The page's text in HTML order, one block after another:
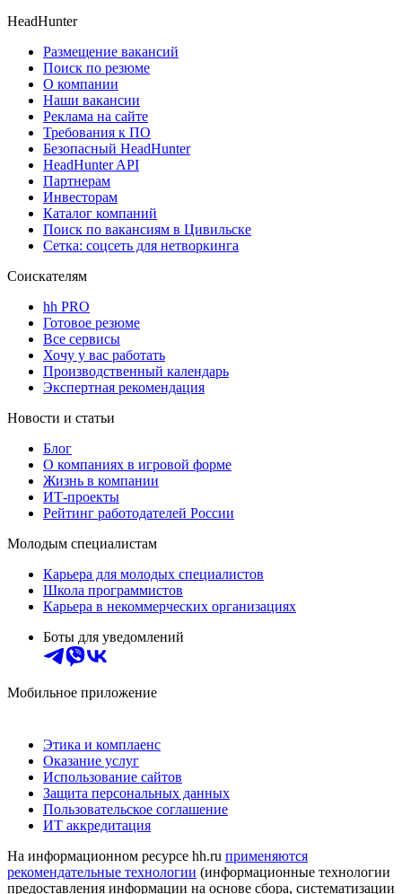
HeadHunter
Размещение вакансий
Поиск по резюме
О компании
Наши вакансии
Реклама на сайте
Требования к ПО
Безопасный HeadHunter
HeadHunter API
Партнерам
Инвесторам
Каталог компаний
Поиск по вакансиям в Цивильске
Сетка: соцсеть для нетворкинга
Соискателям
hh PRO
Готовое резюме
Все сервисы
Хочу у вас работать
Производственный календарь
Экспертная рекомендация
Новости и статьи
Блог
О компаниях в игровой форме
Жизнь в компании
ИТ-проекты
Рейтинг работодателей России
Молодым специалистам
Карьера для молодых специалистов
Школа программистов
Карьера в некоммерческих организациях
Боты для уведомлений
Мобильное приложение
Этика и комплаенс
Оказание услуг
Использование сайтов
Защита персональных данных
Пользовательское соглашение
ИТ аккредитация
На информационном ресурсе hh.ru применяются
рекомендательные технологии (информационные технологии
предоставления информации на основе сбора, систематизации